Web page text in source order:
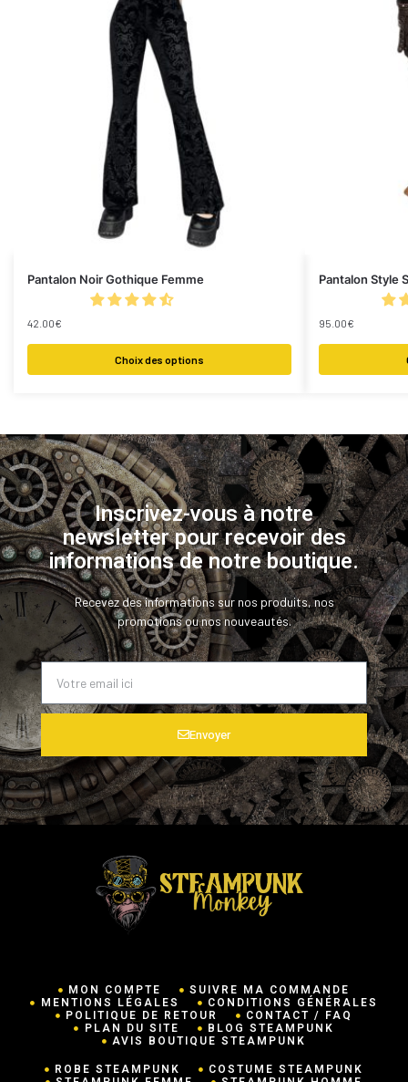
Pantalon Noir Gothique Femme
42.00€
Choix des options
Pantalon Style
95.00€
Inscrivez-vous à notre
newsletter pour recevoir des
informations de notre boutique.
Recevez des informations sur nos produits, nos
promotions ou nos nouveautés.
Envoyer
MON COMPTE SUIVRE MA COMMANDE
MENTIONS LÉGALES CONDITIONS GÉNÉRALES
POLITIQUE DE RETOUR CONTACT / FAQ
PLAN DU SITE BLOG STEAMPUNK
AVIS BOUTIQUE STEAMPUNK
ROBE STEAMPUNK
COSTUME STEAMPUNK